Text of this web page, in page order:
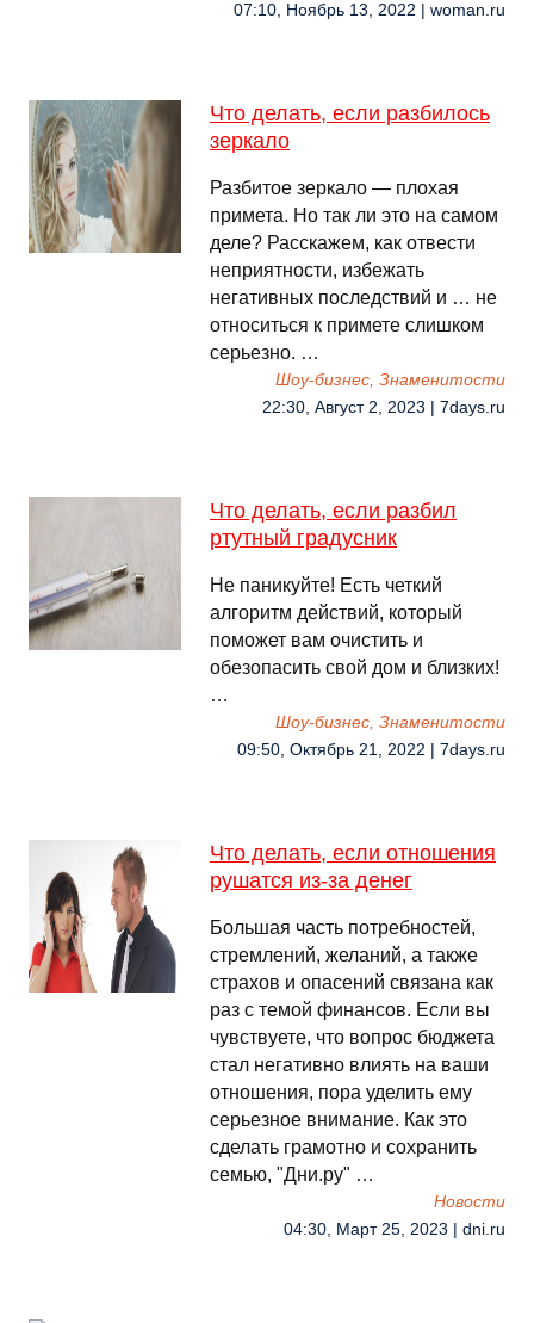
07:10, Ноябрь 13, 2022 | woman.ru
Что делать, если разбилось
зеркало
Разбитое зеркало — плохая
примета. Но так ли это на самом
деле? Расскажем, как отвести
неприятности, избежать
негативных последствий и … не
относиться к примете слишком
серьезно. …
Шоу-бизнес, Знаменитости
22:30, Август 2, 2023 | 7days.ru
Что делать, если разбил
ртутный градусник
Не паникуйте! Есть четкий
алгоритм действий, который
поможет вам очистить и
обезопасить свой дом и близких!
…
Шоу-бизнес, Знаменитости
09:50, Октябрь 21, 2022 | 7days.ru
Что делать, если отношения
рушатся из-за денег
Большая часть потребностей,
стремлений, желаний, а также
страхов и опасений связана как
раз с темой финансов. Если вы
чувствуете, что вопрос бюджета
стал негативно влиять на ваши
отношения, пора уделить ему
серьезное внимание. Как это
сделать грамотно и сохранить
семью, "Дни.ру" …
Новости
04:30, Март 25, 2023 | dni.ru